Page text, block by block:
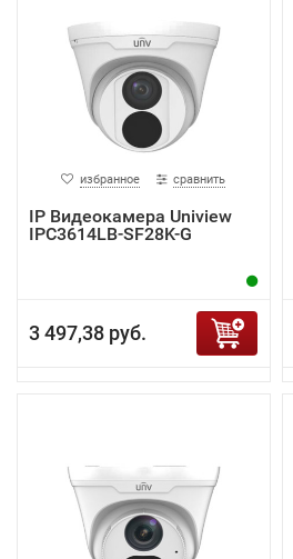
избранное сравнить
IP Видеокамера Uniview
IPC3614LB-SF28K-G
3 497,38 руб.